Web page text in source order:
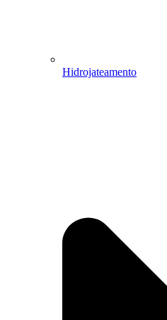
Hidrojateamento